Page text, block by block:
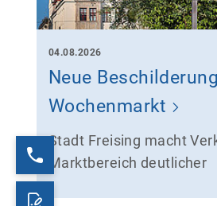
04.08.2026
Neue
Wochenmarkt
Stadt Freising macht
Marktbereich deutlicher